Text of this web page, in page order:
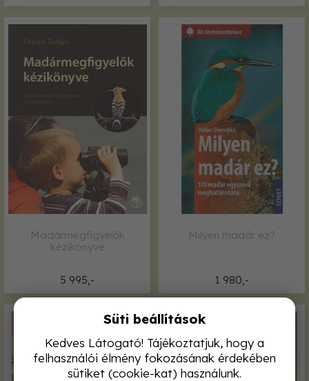
5 995,-
Madármegfigyelők
kézikönyve
1 980,-
Milyen madár ez?
Süti beállítások
Kedves Látogató! Tájékoztatjuk, hogy a
felhasználói élmény fokozásának érdekében
sütiket (cookie-kat) használunk.